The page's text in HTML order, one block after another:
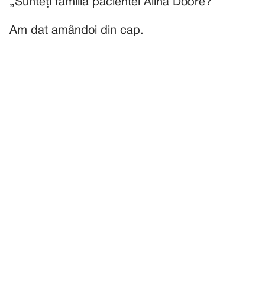
„Sunteți familia pacientei Alina Dobre?”
Am dat amândoi din cap.